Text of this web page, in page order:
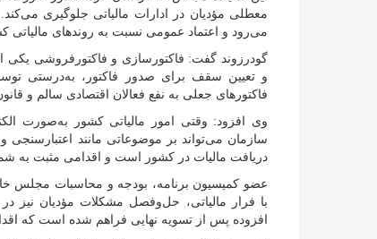
معطلی مؤدیان در ادارات مالیاتی جلوگیری
می‌رود و اعتماد عمومی نسبت به روندهای مالیاتی
گودرزوند گفت: فاکتورسازی و فاکتورفروشی
و تعیین سقف برای صدور فاکتور، به‌درستی
فاکتورهای جعلی به نفع فعالان اقتصادی سالم و
وی افزود: وقتی امور مالیاتی کشور به‌صورت
سازمان می‌تواند بر موضوعاتی مانند
دریافت مالیات در کشور است و اقدامی مثبت به
عضو کمیسیون برنامه، بودجه و محاسبات مجلس
با فرار مالیاتی، حل‌وفصل مشکلات مؤدیان نیز
افزوده پس از تسویه نهایی فراهم شده است که